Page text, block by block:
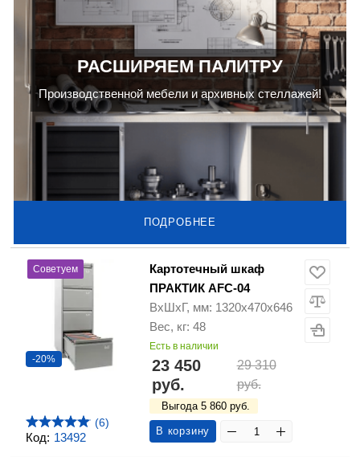
РАСШИРЯЕМ ПАЛИТРУ
Производственной мебели и архивных стеллажей!
ПОДРОБНЕЕ
Код: 13492
Советуем
-20%
(6)
Картотечный шкаф
ПРАКТИК AFC-04
ВхШхГ, мм: 1320x470x646
Вес, кг: 48
Есть в наличии
23 450
руб.
29 310
руб.
Выгода 5 860 руб.
В корзину